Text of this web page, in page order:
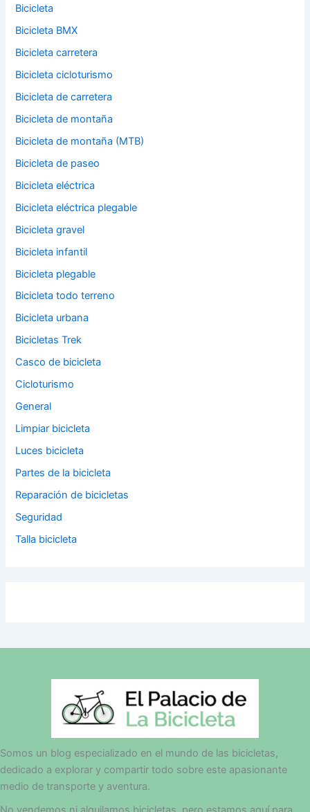
Bicicleta
Bicicleta BMX
Bicicleta carretera
Bicicleta cicloturismo
Bicicleta de carretera
Bicicleta de montaña
Bicicleta de montaña (MTB)
Bicicleta de paseo
Bicicleta eléctrica
Bicicleta eléctrica plegable
Bicicleta gravel
Bicicleta infantil
Bicicleta plegable
Bicicleta todo terreno
Bicicleta urbana
Bicicletas Trek
Casco de bicicleta
Cicloturismo
General
Limpiar bicicleta
Luces bicicleta
Partes de la bicicleta
Reparación de bicicletas
Seguridad
Talla bicicleta
Somos un blog especializado en el mundo de las bicicletas,
dedicado a explorar y compartir todo sobre este apasionante
medio de transporte y aventura.